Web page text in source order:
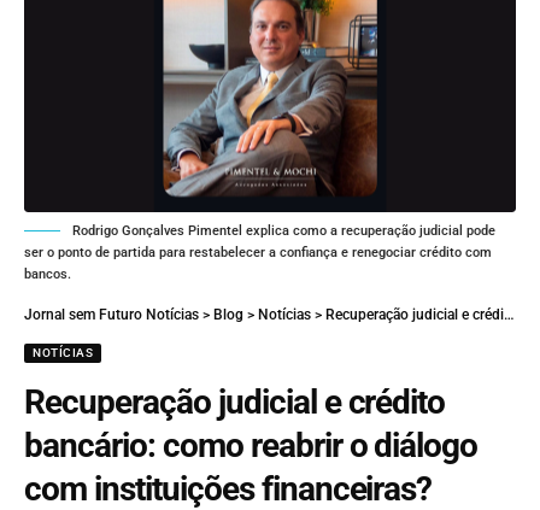
Rodrigo Gonçalves Pimentel explica como a recuperação judicial pode
ser o ponto de partida para restabelecer a confiança e renegociar crédito com
bancos.
Jornal sem Futuro Notícias > Blog > Notícias > Recuperação judicial e crédito bancário: como reabrir o diálogo com instituições financeiras? Descubra neste artigo
NOTÍCIAS
Recuperação judicial e crédito
bancário: como reabrir o diálogo
com instituições financeiras?